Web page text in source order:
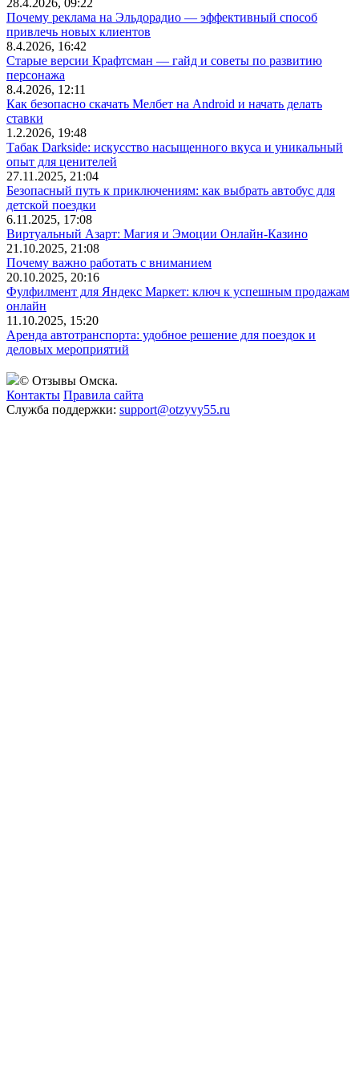
28.4.2026, 09:22
Почему реклама на Эльдорадио — эффективный способ
привлечь новых клиентов
8.4.2026, 16:42
Старые версии Крафтсман — гайд и советы по развитию
персонажа
8.4.2026, 12:11
Как безопасно скачать Мелбет на Android и начать делать
ставки
1.2.2026, 19:48
Табак Darkside: искусство насыщенного вкуса и уникальный
опыт для ценителей
27.11.2025, 21:04
Безопасный путь к приключениям: как выбрать автобус для
детской поездки
6.11.2025, 17:08
Виртуальный Азарт: Магия и Эмоции Онлайн-Казино
21.10.2025, 21:08
Почему важно работать с вниманием
20.10.2025, 20:16
Фулфилмент для Яндекс Маркет: ключ к успешным продажам
онлайн
11.10.2025, 15:20
Аренда автотранспорта: удобное решение для поездок и
деловых мероприятий
© Отзывы Омска.
Контакты Правила сайта
Служба поддержки: support@otzyvy55.ru